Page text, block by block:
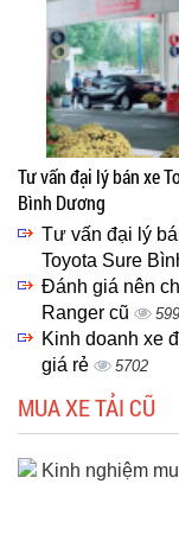
Tư vấn đại lý bán xe
Bình Dương
Tư vấn đại lý
Toyota Sure
Đánh giá nên
Ranger cũ
Kinh doanh xe
giá rẻ
5702
MUA XE TẢI CŨ